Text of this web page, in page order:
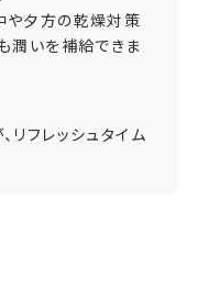
や夕方の乾燥対策
潤いを補給できま
リフレッシュタイム